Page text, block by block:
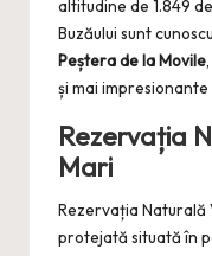
altitudine de 1.849
Buzăului sunt
Peștera de la Movile
și mai
Rezervația
Mari
Rezervația Naturală
protejată situată în